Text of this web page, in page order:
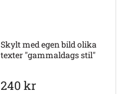
Skylt med egen bild olika
texter "gammaldags stil"
240 kr